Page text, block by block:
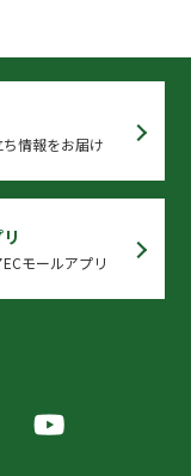
情報をお届け
モールアプリ